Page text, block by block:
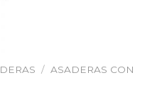
/ ASADERAS CON